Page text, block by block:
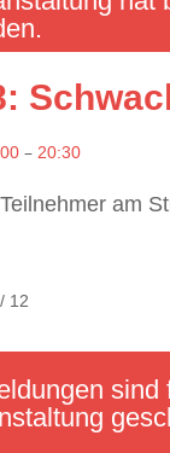
– 20:30
am
12
sind